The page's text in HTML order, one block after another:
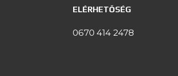
ELÉRHETŐSÉG
0670 414 2478